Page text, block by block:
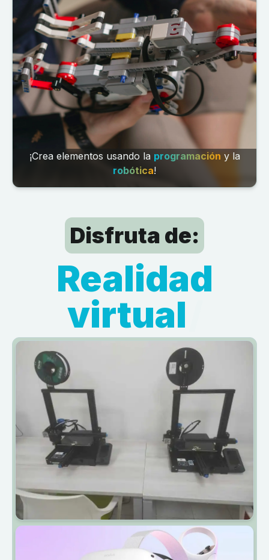
¡Crea elementos usando la programación y la
robótica!
Disfruta de:
Realidad
virtual